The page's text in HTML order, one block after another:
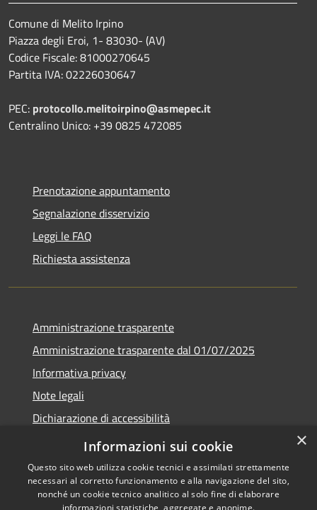
Comune di Melito Irpino
Piazza degli Eroi, 1- 83030- (AV)
Codice Fiscale: 81000270645
Partita IVA: 02226030647
PEC: protocollo.melitoirpino@asmepec.it
Centralino Unico: +39 0825 472085
Prenotazione appuntamento
Segnalazione disservizio
Leggi le FAQ
Richiesta assistenza
Amministrazione trasparente
Amministrazione trasparente dal 01/07/2025
Informativa privacy
Note legali
Dichiarazione di accessibilità
Whistleblowing
×
Informazioni sui cookie
Questo sito web utilizza cookie tecnici e assimilati strettamente
necessari al corretto funzionamento e alla navigazione del sito,
nonché un cookie tecnico analitico al solo fine di elaborare
informazioni statistiche, aggregate e anonime.